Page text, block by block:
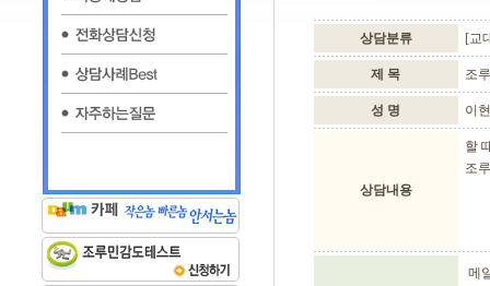
상담분류 [교
제 목 조
성 명 이
상담내용
할
조
메